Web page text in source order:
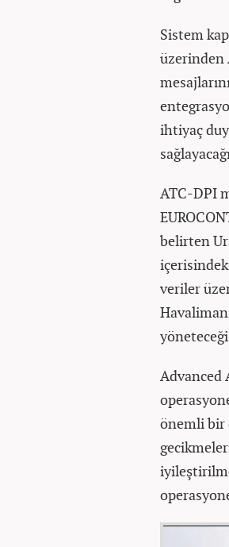
Sistem
üzerinden
ihtiyaç
ATC-DPI
belirten
veriler
Advanced
önemli bir